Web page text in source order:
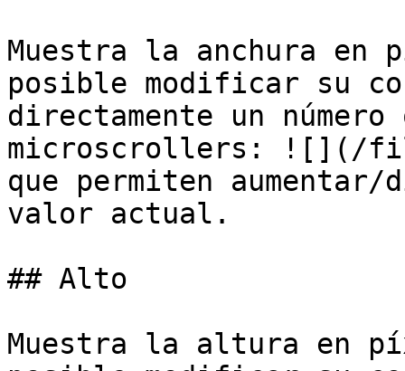
Muestra la anchura
posible modificar su
directamente un
microscrollers: ![](/
que permiten
valor actual.
## Alto
Muestra la altura en